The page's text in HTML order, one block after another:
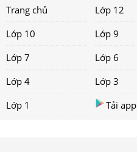
Trang chủ Lớp 12
Lớp 10
Lớp 9
Lớp 7
Lớp 6
Lớp 4
Lớp 3
Lớp 1
Tải app